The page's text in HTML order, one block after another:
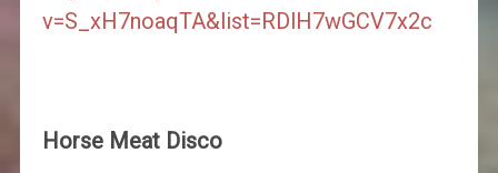
v=S_xH7noaqTA&list=RDlH7wGCV7x2c
Horse Meat Disco